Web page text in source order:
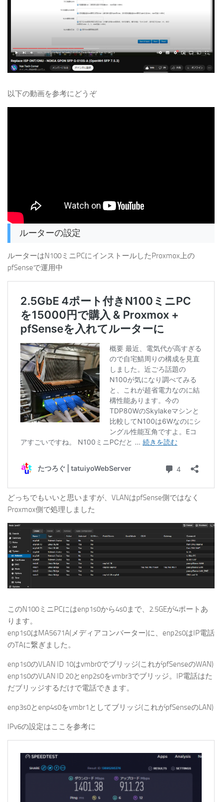
以下の動画を参考にどうぞ
ルーターの設定
ルーターはN100ミニPCにインストールしたProxmox上の
pfSenseで運用中
どっちでもいいと思いますが、VLANはpfSense側ではなく
Proxmox側で処理しました
このN100ミニPCにはenp1s0から4s0まで、2.5GEが4ポートあ
ります。
enp1s0はMA5671A(メディアコンバーター)に、enp2s0はIP電話
のTAに繋ぎました。
enp1s0のVLAN ID 10はvmbr0でブリッジ(これがpfSenseのWAN)
enp1s0のVLAN ID 20とenp2s0をvmbr3でブリッジ。IP電話はた
だブリッジするだけで電話できます。
enp3s0とenp4s0をvmbr1としてブリッジ(これがpfSenseのLAN)
IPv6の設定はここを参考に